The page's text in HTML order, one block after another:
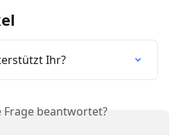
Ihr?
Frage beantwortet?